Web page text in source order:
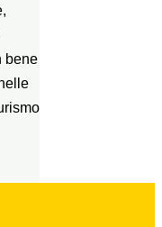
bene